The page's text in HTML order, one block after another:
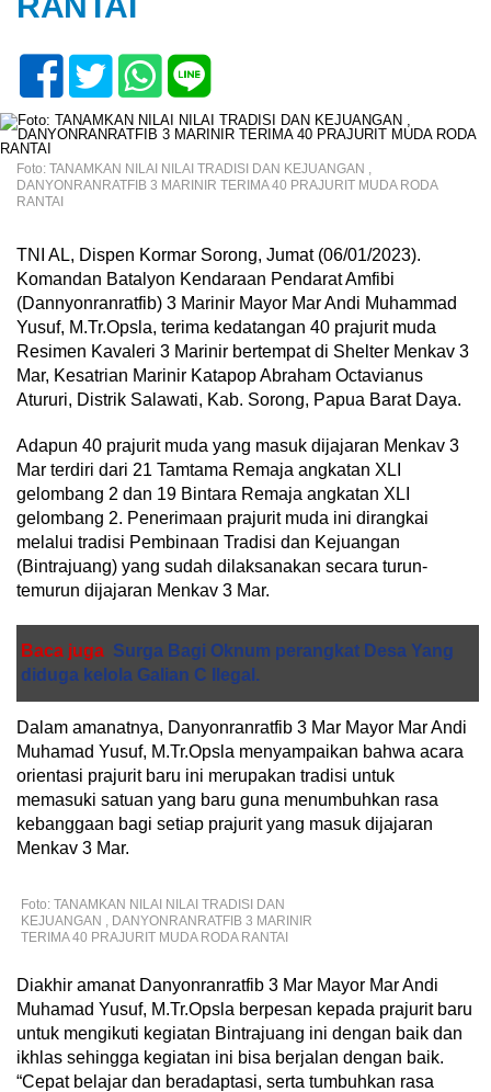
Foto: TANAMKAN NILAI NILAI TRADISI DAN KEJUANGAN ,
DANYONRANRATFIB 3 MARINIR TERIMA 40 PRAJURIT MUDA RODA
RANTAI
TNI AL, Dispen Kormar Sorong, Jumat (06/01/2023).
Komandan Batalyon Kendaraan Pendarat Amfibi
(Dannyonranratfib) 3 Marinir Mayor Mar Andi Muhammad
Yusuf, M.Tr.Opsla, terima kedatangan 40 prajurit muda
Resimen Kavaleri 3 Marinir bertempat di Shelter Menkav 3
Mar, Kesatrian Marinir Katapop Abraham Octavianus
Atururi, Distrik Salawati, Kab. Sorong, Papua Barat Daya.
Adapun 40 prajurit muda yang masuk dijajaran Menkav 3
Mar terdiri dari 21 Tamtama Remaja angkatan XLI
gelombang 2 dan 19 Bintara Remaja angkatan XLI
gelombang 2. Penerimaan prajurit muda ini dirangkai
melalui tradisi Pembinaan Tradisi dan Kejuangan
(Bintrajuang) yang sudah dilaksanakan secara turun-
temurun dijajaran Menkav 3 Mar.
Baca juga Surga Bagi Oknum perangkat Desa Yang
diduga kelola Galian C Ilegal.
Dalam amanatnya, Danyonranratfib 3 Mar Mayor Mar Andi
Muhamad Yusuf, M.Tr.Opsla menyampaikan bahwa acara
orientasi prajurit baru ini merupakan tradisi untuk
memasuki satuan yang baru guna menumbuhkan rasa
kebanggaan bagi setiap prajurit yang masuk dijajaran
Menkav 3 Mar.
Foto: TANAMKAN NILAI NILAI TRADISI DAN
KEJUANGAN , DANYONRANRATFIB 3 MARINIR
TERIMA 40 PRAJURIT MUDA RODA RANTAI
Diakhir amanat Danyonranratfib 3 Mar Mayor Mar Andi
Muhamad Yusuf, M.Tr.Opsla berpesan kepada prajurit baru
untuk mengikuti kegiatan Bintrajuang ini dengan baik dan
ikhlas sehingga kegiatan ini bisa berjalan dengan baik.
“Cepat belajar dan beradaptasi, serta tumbuhkan rasa